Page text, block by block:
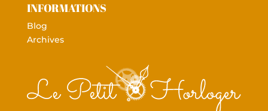
INFORMATIONS
Blog
Archives